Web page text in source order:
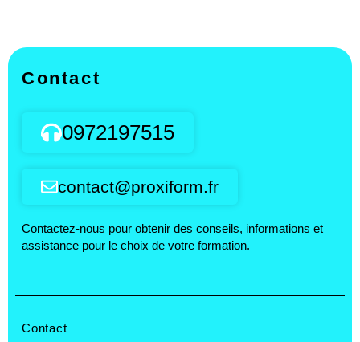
Contact
0972197515
contact@proxiform.fr
Contactez-nous pour obtenir des conseils, informations et
assistance pour le choix de votre formation.
Contact